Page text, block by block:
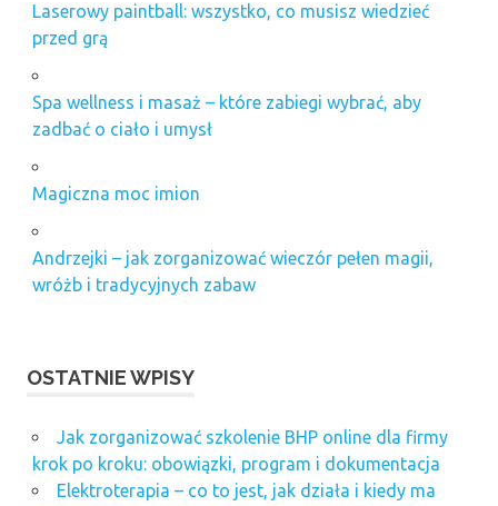
Laserowy paintball: wszystko, co musisz wiedzieć
przed grą
Spa wellness i masaż – które zabiegi wybrać, aby
zadbać o ciało i umysł
Magiczna moc imion
Andrzejki – jak zorganizować wieczór pełen magii,
wróżb i tradycyjnych zabaw
OSTATNIE WPISY
Jak zorganizować szkolenie BHP online dla firmy
krok po kroku: obowiązki, program i dokumentacja
Elektroterapia – co to jest, jak działa i kiedy ma